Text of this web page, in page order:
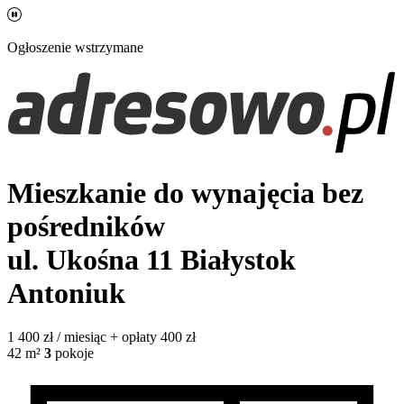
Ogłoszenie wstrzymane
Mieszkanie do wynajęcia bez
pośredników
ul. Ukośna 11 Białystok
Antoniuk
1 400 zł / miesiąc + opłaty 400 zł
42 m² 3 pokoje